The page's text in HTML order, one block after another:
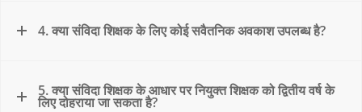
4. क्या संविदा शिक्षक के लिए कोई सवैतनिक अवकाश उपलब्ध है?
5. क्या संविदा शिक्षक के आधार पर नियुक्त शिक्षक को द्वितीय वर्ष के
लिए दोहराया जा सकता है?